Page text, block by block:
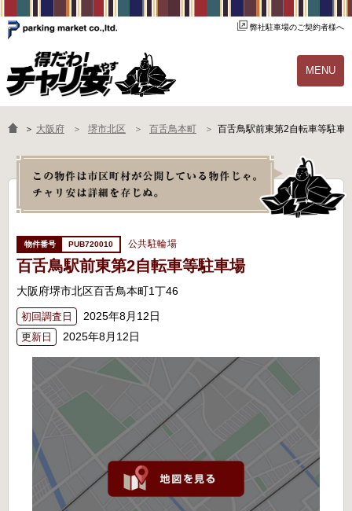
弊社駐車場のご契約者様へ
MENU
物件一覧 ご契約の流れ
よくあるご質問 駐輪場オーナー様へ
＞ 大阪府 堺市北区 百舌鳥本町 百舌鳥駅前東第2自転車等駐車
PUB720010 公共駐輪場
百舌鳥駅前東第2自転車等駐車場
大阪府堺市北区百舌鳥本町1丁46
初回調査日 2025年8月12日
更新日 2025年8月12日